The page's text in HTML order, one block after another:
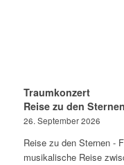
Traumkonzert
Reise zu den Sternen
26. September 2026
Reise zu den Sternen -
musikalische Reise